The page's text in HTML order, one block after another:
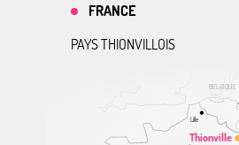
BELGIQUE
Thionville
Lille
FRANCE
PAYS THIONVILLOIS